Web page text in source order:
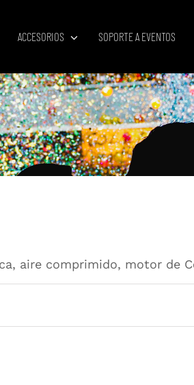
ACCESORIOS SOPORTE A EVENTOS
aire comprimido, motor de